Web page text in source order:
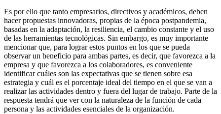
Es por ello que tanto empresarios, directivos y académicos, deben
hacer propuestas innovadoras, propias de la época postpandemia,
basadas en la adaptación, la resiliencia, el cambio constante y el uso
de las herramientas tecnológicas. Sin embargo, es muy importante
mencionar que, para lograr estos puntos en los que se pueda
observar un beneficio para ambas partes, es decir, que favorezca a la
empresa y que favorezca a los colaboradores, es conveniente
identificar cuáles son las expectativas que se tienen sobre esa
estrategia y cuál es el porcentaje ideal del tiempo en el que se van a
realizar las actividades dentro y fuera del lugar de trabajo. Parte de la
respuesta tendrá que ver con la naturaleza de la función de cada
persona y las actividades esenciales de la organización.